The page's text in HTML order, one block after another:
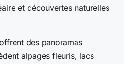
et découvertes naturelles
des panoramas
alpages fleuris, lacs